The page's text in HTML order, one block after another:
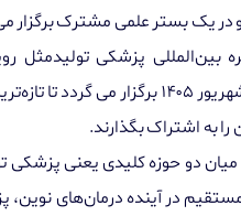
در یک بستر علمی مشترک برگزار
بین‌المللی پزشکی تولیدمثل
۱۴۰۵برگزار می گرددتا
به اشتراک بگذارند.
دو حوزه کلیدی یعنی پزشکی
در آینده درمان‌های